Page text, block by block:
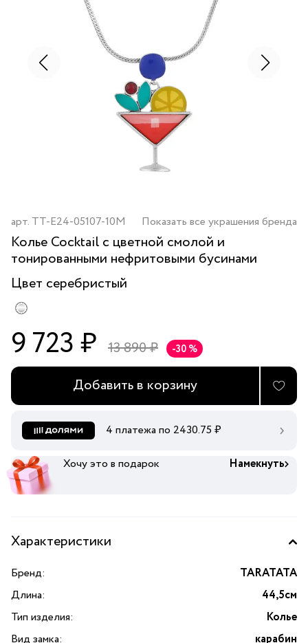
арт. TT-E24-05107-10M Показать все украшения бренда
Колье Cocktail с цветной смолой и
тонированными нефритовыми бусинами
Цвет серебристый
9 723 ₽ 13 890 ₽ -30 %
Добавить в корзину
4 платежа по 2430.75 ₽
Хочу это в подарок Намекнуть
Характеристики
Бренд:
TARATATA
Длина:
44,5см
Тип изделия:
Колье
Вид замка:
карабин